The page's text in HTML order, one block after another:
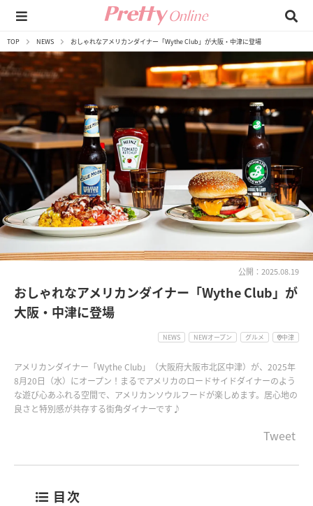
TOP NEWS おしゃれなアメリカンダイナー「Wythe Club」が大阪・中津に登場
公開：2025.08.19
おしゃれなアメリカンダイナー「Wythe Club」が
大阪・中津に登場
NEWS NEWオープン グルメ 中津
アメリカンダイナー「Wythe Club」（大阪府大阪市北区中津）が、2025年
8月20日（水）にオープン！まるでアメリカのロードサイドダイナーのよう
な遊び心あふれる空間で、アメリカンソウルフードが楽しめます。居心地の
良さと特別感が共存する街角ダイナーです♪
Tweet
目次